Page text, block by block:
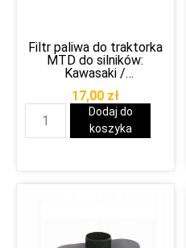
Filtr paliwa do traktorka
MTD do silników:
Kawasaki /
17,00 zł
Dodaj do
koszyka